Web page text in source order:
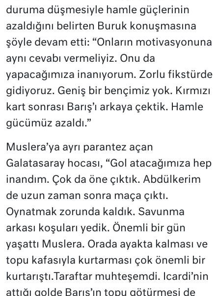
duruma düşmesiyle hamle güçlerinin
azaldığını belirten Buruk konuşmasına
şöyle devam etti: “Onların motivasyonuna
aynı cevabı vermeliyiz. Onu da
yapacağımıza inanıyorum. Zorlu fikstürde
gidiyoruz. Geniş bir bençimiz yok. Kırmızı
kart sonrası Barış’ı arkaya çektik. Hamle
gücümüz azaldı.”
Muslera’ya ayrı parantez açan
Galatasaray hocası, “Gol atacağımıza hep
inandım. Çok da öne çıktık. Abdülkerim
de uzun zaman sonra maça çıktı.
Oynatmak zorunda kaldık. Savunma
arkası koşuları yedik. Önemli bir gün
yaşattı Muslera. Orada ayakta kalması ve
topu kafasıyla kurtarması çok önemli bir
kurtarıştı.Taraftar muhteşemdi. Icardi’nin
attığı golde Barış’ın topu götürmesi de